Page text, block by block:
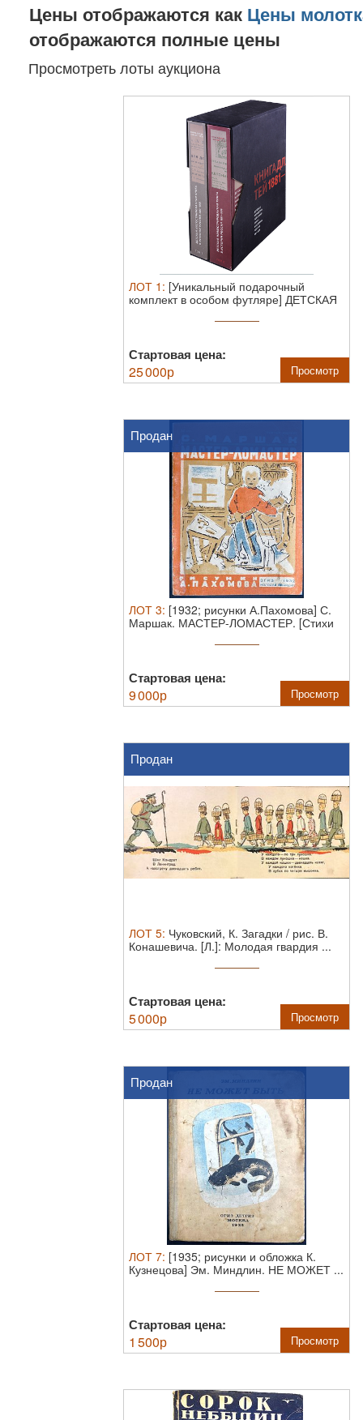
Цены отображаются как Цены
отображаются полные цены
Просмотреть лоты аукциона
ЛОТ 1 : [Уникальный подарочный
комплект в особом футляре] ДЕТСКАЯ
Стартовая цена:
25 000р Просмотр
Продан
ЛОТ 3: [1932; рисунки А.Пахомова] С.
Маршак. МАСТЕР-ЛОМАСТЕР. [Стихи
Стартовая цена:
9 000р Просмотр
Продан
ЛОТ 5: Чуковский, К. Загадки / рис. В.
Конашевича. [Л.]: Молодая гвардия ...
Стартовая цена:
5 000р Просмотр
Продан
ЛОТ 7: [1935; рисунки и обложка К.
Кузнецова] Эм. Миндлин. НЕ МОЖЕТ ...
Стартовая цена:
1 500р Просмотр